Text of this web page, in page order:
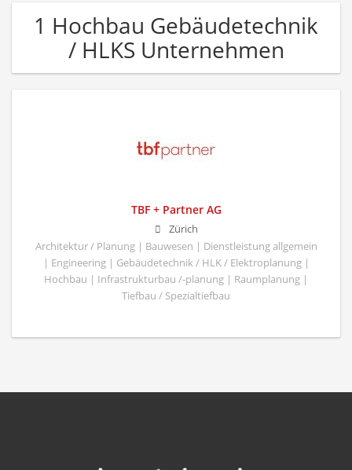
1 Hochbau Gebäudetechnik
/ HLKS Unternehmen
TBF + Partner AG
Zürich
Architektur / Planung | Bauwesen | Dienstleistung allgemein
| Engineering | Gebäudetechnik / HLK / Elektroplanung |
Hochbau | Infrastrukturbau /-planung | Raumplanung |
Tiefbau / Spezialtiefbau